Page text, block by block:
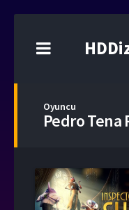
Oyuncu
Pedro Tena